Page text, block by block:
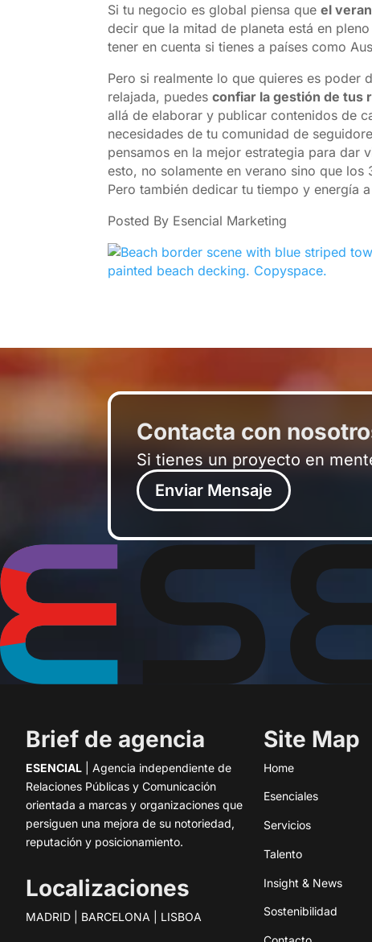
Si tu negocio es global piensa queel
decir que la mitad de planeta está en
tener en cuenta si tienes a países como
Pero si realmente lo que quieres es poder
relajada, puedesconfiar la gestión de tus
allá de elaborar y publicar contenidos de
necesidades de tu comunidad de
pensamos en la mejor estrategia para dar
esto, no solamente en verano sino que
Pero también dedicar tu tiempo y energía
Posted By Esencial Marketing
Contacta con
Si tienes un proyecto en
Enviar Mensaje
Brief de agencia
ESENCIAL | Agencia independiente de
Relaciones Públicas y Comunicación
orientada a marcas y organizaciones que
persiguen una mejora de su notoriedad,
reputación y posicionamiento.
Localizaciones
MADRID | BARCELONA | LISBOA
Site Map
Home
Esenciales
Servicios
Talento
Insight & News
Sostenibilidad